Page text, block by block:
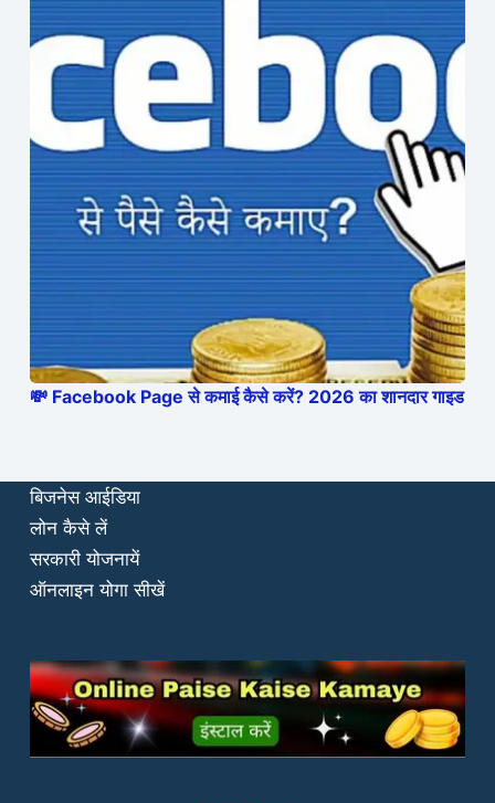
💸 Facebook Page से कमाई कैसे करें? 2026 का शानदार गाइड
बिजनेस आईडिया
लोन कैसे लें
सरकारी योजनायें
ऑनलाइन योगा सीखें